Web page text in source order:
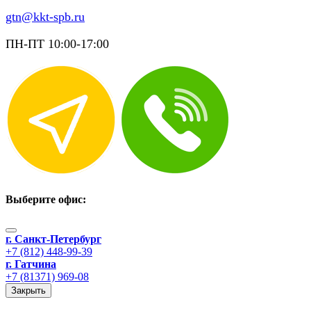
gtn@kkt-spb.ru
ПН-ПТ 10:00-17:00
Выберите офис:
г. Санкт-Петербург
+7 (812) 448-99-39
г. Гатчина
+7 (81371) 969-08
Закрыть